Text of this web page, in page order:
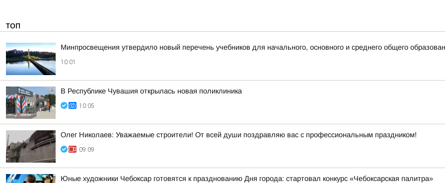
ТОП
Минпросвещения утвердило новый перечень учебников для начального, основного и среднего общего
10:01
В Республике Чувашия открылась новая поликлиника
10:05
Олег Николаев: Уважаемые строители! От всей души поздравляю вас с профессиональным праздником!
09:09
Юные художники Чебоксар готовятся к празднованию Дня города: стартовал конкурс «Чебоксарская палитра»